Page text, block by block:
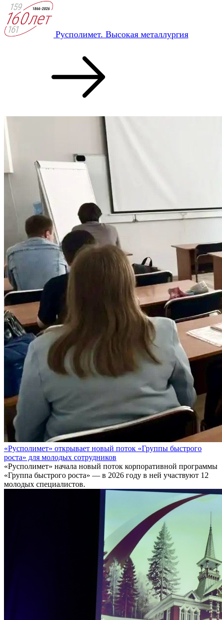
Русполимет. Высокая металлургия
«Русполимет» открывает новый поток «Группы быстрого
роста» для молодых сотрудников
«Русполимет» начала новый поток корпоративной программы
«Группа быстрого роста» — в 2026 году в ней участвуют 12
молодых специалистов.